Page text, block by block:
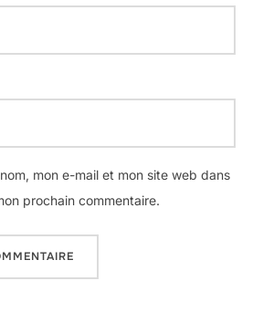
mon e-mail et mon site web dans
prochain commentaire.